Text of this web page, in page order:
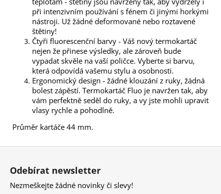
při intenzivním používání s fénem či jinými horkými
nástroji. Už žádné deformované nebo roztavené
štětiny!
Čtyři fluorescenční barvy - Váš nový termokartáč
nejen že přinese výsledky, ale zároveň bude
vypadat skvěle na vaší poličce. Vyberte si barvu,
která odpovídá vašemu stylu a osobnosti.
Ergonomický design - žádné klouzání z ruky, žádná
bolest zápěstí. Termokartáč Fluo je navržen tak, aby
vám perfektně seděl do ruky, a vy jste mohli upravit
vlasy rychle a pohodlně.
Průměr kartáče 44 mm.
Z
Odebírat newsletter
Nezmeškejte žádné novinky či slevy!